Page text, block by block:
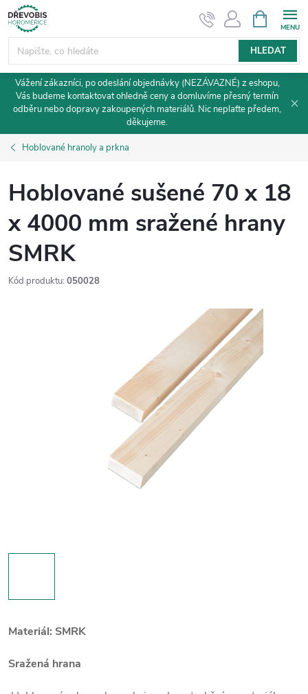
Přejít
na
obsah
HLEDAT
NÁKUPNÍ
KOŠÍK
Vážení zákazníci, po odeslání objednávky (NEZÁVAZNÉ) z eshopu,
Vás budeme kontaktovat ohledně ceny a domluvíme přesný termín
odběru nebo dopravy zakoupených materiálů. Nic neplaťte předem,
děkujeme.
Hoblované hranoly a prkna
Hoblované sušené 70 x 18
x 4000 mm sražené hrany
SMRK
Kód produktu: 050028
Materiál: SMRK
Sražená hrana